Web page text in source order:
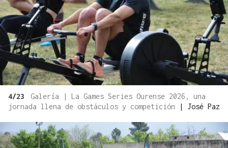
4/23
Galería | La Games Series Ourense 2026, una
jornada llena de obstáculos y competición
| José Paz